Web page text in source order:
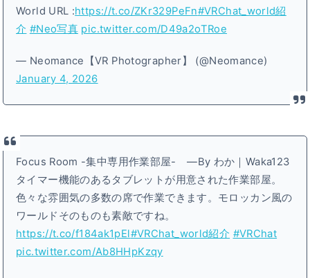
World URL :https://t.co/ZKr329PeFn#VRChat_world紹
介 #Neo写真 pic.twitter.com/D49a2oTRoe
— Neomance【VR Photographer】 (@Neomance)
January 4, 2026
Focus Room -集中専用作業部屋- ―By わか｜Waka123
タイマー機能のあるタブレットが用意された作業部屋。
色々な雰囲気の多数の席で作業できます。モロッカン風の
ワールドそのものも素敵ですね。
https://t.co/f184ak1pEl#VRChat_world紹介 #VRChat
pic.twitter.com/Ab8HHpKzqy